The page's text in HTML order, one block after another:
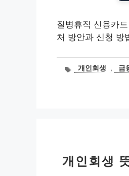
질병휴직 신용카
처 방안과 신청 방
태개인회생 , 금
개인회생